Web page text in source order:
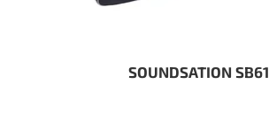
SOUNDSATION SB61